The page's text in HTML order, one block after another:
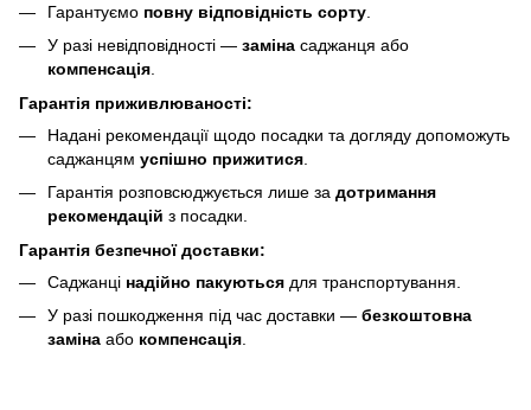
Гарантуємо повну відповідність сорту
У разі невідповідності — заміна саджанця або
компенсація.
Гарантія приживлюваності:
Надані рекомендації щодо посадки та догляду допоможуть
саджанцям успішно прижитися
Гарантія розповсюджується лише за дотримання
рекомендацій з посадки.
Гарантія безпечної доставки:
Саджанці надійно пакуються для транспортування.
У разі пошкодження під час доставки — безкоштовна
заміна або компенсація